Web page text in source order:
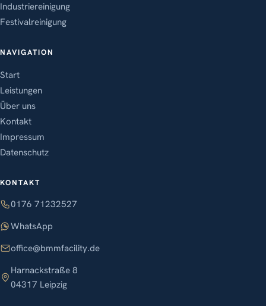
Industriereinigung
Festivalreinigung
NAVIGATION
Start
Leistungen
Über uns
Kontakt
Impressum
Datenschutz
KONTAKT
0176 71232527
WhatsApp
office@bmmfacility.de
Harnackstraße 8
04317 Leipzig